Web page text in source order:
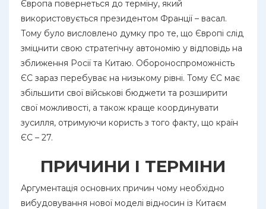
Європа повернеться до терміну, який
використовується президентом Франції – васал.
Тому було висловлено думку про те, що Європі слід
зміцнити свою стратегічну автономію у відповідь на
зближення Росії та Китаю. Обороноспроможність
ЄС зараз перебуває на низькому рівні. Тому ЄС має
збільшити свої військові бюджети та розширити
свої можливості, а також краще координувати
зусилля, отримуючи користь з того факту, що країн
ЄС – 27.
ПРИЧИНИ І ТЕРМІНИ
Аргументація основних причин чому необхідно
вибудовування нової моделі відносин із Китаєм